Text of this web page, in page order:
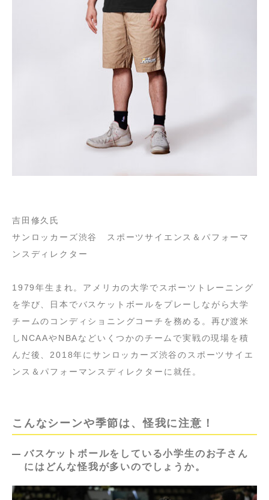
吉田修久氏
サンロッカーズ渋谷 スポーツサイエンス＆パフォーマ
ンスディレクター
1979年生まれ。アメリカの大学でスポーツトレーニング
を学び、日本でバスケットボールをプレーしながら大学
チームのコンディショニングコーチを務める。再び渡米
しNCAAやNBAなどいくつかのチームで実戦の現場を積
んだ後、2018年にサンロッカーズ渋谷のスポーツサイエ
ンス＆パフォーマンスディレクターに就任。
こんなシーンや季節は、怪我に注意！
バスケットボールをしている小学生のお子さん
にはどんな怪我が多いのでしょうか。